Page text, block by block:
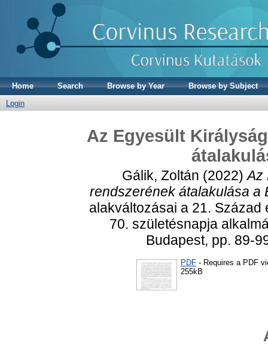
Home Search Browse by Year
Browse by Subject
Login
Az Egyesült
Gálik, Zoltán (2022)Az
rendszerének átalakulása a
alakváltozásai a 21. Század
70. születésnapja
Budapest, pp. 89-
PDF - Requires a PDF
255kB